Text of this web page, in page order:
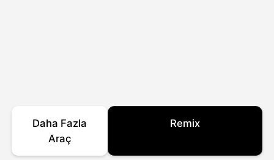
Daha Fazla
Araç
Remix